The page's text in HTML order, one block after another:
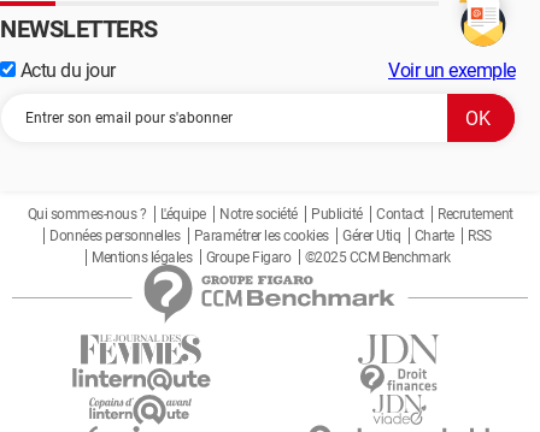
NEWSLETTERS
Actu du jour Voir un exemple
Qui sommes-nous ? L'équipe Notre société Publicité Contact
Recrutement
Données personnelles
Paramétrer les cookies Gérer Utiq Charte
RSS
Mentions légales
Groupe Figaro ©2025 CCM Benchmark